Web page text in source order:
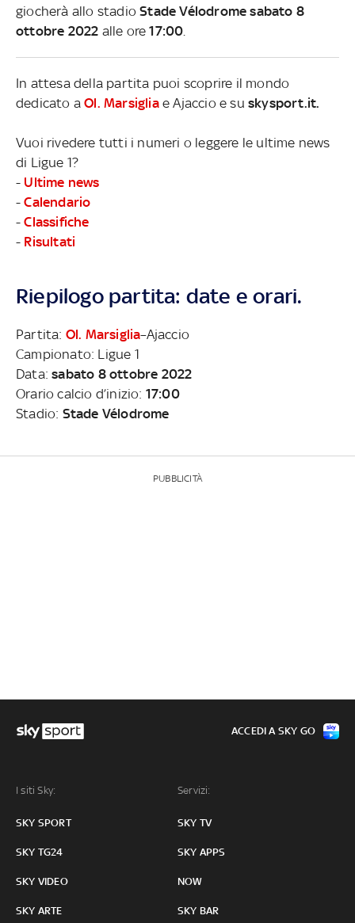
giocherà allo stadioStade Vélodrome sabato 8
ottobre 2022 alle ore17:00
In attesa della partita puoi scoprire il mondo
dedicato aOl. Marsigliae Ajaccio e suskysport.it.
Vuoi rivedere tutti i numeri o leggere le ultime news
di Ligue 1?
- Ultime news
-Calendario
-Classifiche
- Risultati
Riepilogo partita: date e orari.
Partita: Ol. Marsiglia–Ajaccio
Campionato: Ligue 1
Data:sabato 8 ottobre 2022
Orario calcio d’inizio: 17:00
Stadio: Stade Vélodrome
PUBBLICITÀ
I siti Sky:
SKY SPORT
SKY TG24
SKY VIDEO
SKY ARTE
Servizi:
SKY TV
SKY APPS
NOW
SKY BAR
ACCEDI A SKY GO